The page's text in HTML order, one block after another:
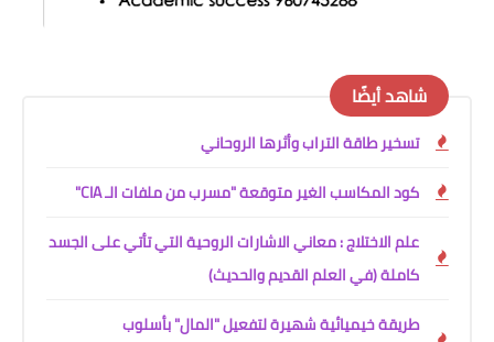
شاهد أيضًا
تسخير طاقة التراب وأثرها الروحاني
كود المكاسب الغير متوقعة "مسرب من ملفات الـ CIA"
علم الاختلاج : معاني الاشارات الروحية التي تأتي على الجسد
كاملة (في العلم القديم والحديث)
طريقة خيميائية شهيرة لتفعيل "المال" بأسلوب